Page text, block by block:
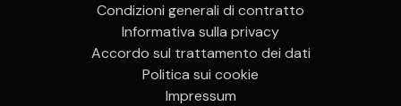
Condizioni generali di contratto
Informativa sulla privacy
Accordo sul trattamento dei dati
Politica sui cookie
Impressum